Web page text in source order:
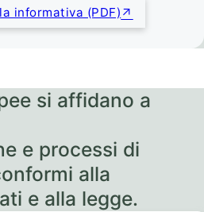
informativa (PDF)
si affidano a
e processi di
alla
e alla legge.